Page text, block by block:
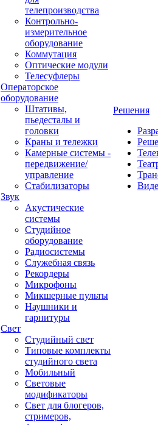
телепроизводства
Контрольно-
измерительное
оборудование
Коммутация
Оптические модули
Телесуфлеры
Операторское
оборудование
Штативы,
пьедесталы и
головки
Краны и тележки
Камерные системы -
передвижение/
управление
Стабилизаторы
Звук
Акустические
системы
Студийное
оборудование
Радиосистемы
Служебная связь
Рекордеры
Микрофоны
Микшерные пульты
Наушники и
гарнитуры
Свет
Студийный свет
Типовые комплекты
студийного света
Мобильный
Световые
модификаторы
Свет для блогеров,
стримеров,
Решения